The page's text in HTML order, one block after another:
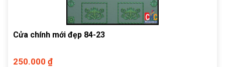
Cửa chính mới đẹp 84-23
250.000 ₫